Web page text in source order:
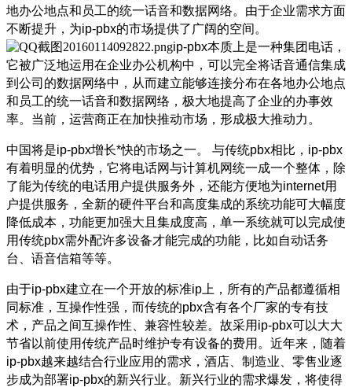
地办公地点和员工的统一话音和数据网络。由于企业需求方面
不断提升，为ip-pbx的市场提供了广阔的空间。
ip-pbx本质上是一种集团电话，
它被广泛地运用在企业办公机构中，可以完全将话音通信集成
到公司的数据网络中，从而建立能够连接分布在各地办公地点
和员工的统一话音和数据网络，极大地提高了企业的办事效
率。当前，运营商正在加快推动市场，形成极大推动力。
中国将是ip-pbx增长*快的市场之一。 与传统pbx相比，ip-pbx
有着明显的优势，它将电话网与计算机网统一成一个整体，除
了能为传统的电话用户提供服务外，还能方便地为internet用
户提供服务，全新的硬件平台和高度集成的系统功能可大幅度
降低成本，功能更加强大且集成度高，单一系统就可以完成使
用传统pbx需外配许多设备才能完成的功能，比如自动话务
台、语音信箱等等。
由于ip-pbx建立在一个开放的标准ip上，所有的产品都遵循相
同标准，互操作性强，而传统的pbx含有各个厂家的专有技
术，产品之间互操作性、兼容性较差。故采用ip-pbx可以大大
节省以前使用传统产品时维护专有设备的费用。近年来，随着
ip-pbx越来越结合行业应用的需求，酒店、制造业、零售业逐
步成为部署ip-pbx的新兴行业。新兴行业的需求爆发，将使得